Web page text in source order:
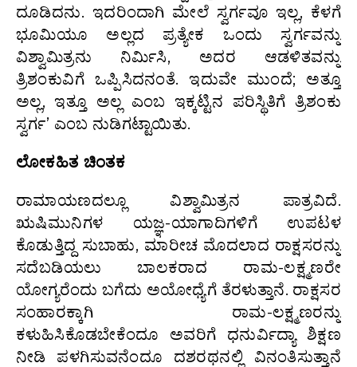
ದೂಡಿದನು. ಇದರಿಂದಾಗಿ ಮೇಲೆ ಸ್ವರ್ಗವೂ ಇಲ್ಲ, ಕೆಳಗೆ
ಭೂಮಿಯೂ ಅಲ್ಲದ ಪ್ರತ್ಯೇಕ ಒಂದು ಸ್ವರ್ಗವನ್ನು
ವಿಶ್ವಾಮಿತ್ರನು ನಿರ್ಮಿಸಿ, ಅದರ ಆಡಳಿತವನ್ನು
ತ್ರಿಶಂಕುವಿಗೆ ಒಪ್ಪಿಸಿದನಂತೆ. ಇದುವೇ ಮುಂದೆ; ಅತ್ತೂ
ಅಲ್ಲ, ಇತ್ತೂ ಅಲ್ಲ ಎಂಬ ಇಕ್ಕಟ್ಟಿನ ಪರಿಸ್ಥಿತಿಗೆ ತ್ರಿಶಂಕು
ಸ್ವರ್ಗ’ ಎಂಬ ನುಡಿಗಟ್ಟಾಯಿತು.
ಲೋಕಹಿತ ಚಿಂತಕ
ರಾಮಾಯಣದಲ್ಲೂ ವಿಶ್ವಾಮಿತ್ರನ ಪಾತ್ರವಿದೆ.
ಋಷಿಮುನಿಗಳ ಯಜ್ಞ-ಯಾಗಾದಿಗಳಿಗೆ ಉಪಟಳ
ಕೊಡುತ್ತಿದ್ದ ಸುಬಾಹು, ಮಾರೀಚ ಮೊದಲಾದ ರಾಕ್ಷಸರನ್ನು
ಸದೆಬಡಿಯಲು ಬಾಲಕರಾದ ರಾಮ-ಲಕ್ಷ್ಮಣರೇ
ಯೋಗ್ಯರೆಂದು ಬಗೆದು ಅಯೋಧ್ಯೆಗೆ ತೆರಳುತ್ತಾನೆ. ರಾಕ್ಷಸರ
ಸಂಹಾರಕ್ಕಾಗಿ ರಾಮ-ಲಕ್ಷ್ಮಣರನ್ನು
ಕಳುಹಿಸಿಕೊಡಬೇಕೆಂದೂ ಅವರಿಗೆ ಧನುರ್ವಿದ್ಯಾ ಶಿಕ್ಷಣ
ನೀಡಿ ಪಳಗಿಸುವನೆಂದೂ ದಶರಥನಲ್ಲಿ ವಿನಂತಿಸುತ್ತಾನೆ